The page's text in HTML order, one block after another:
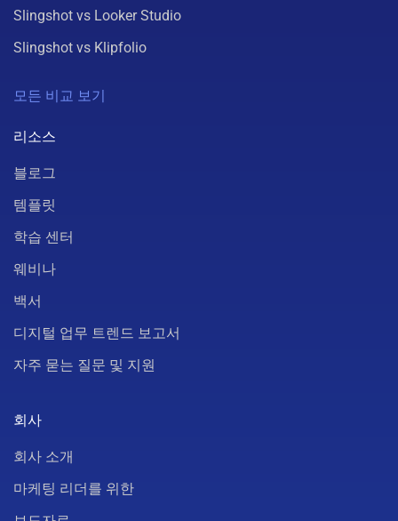
Slingshot vs Looker Studio
Slingshot vs Klipfolio
모든 비교 보기
리소스
블로그
템플릿
학습 센터
웨비나
백서
디지털 업무 트렌드 보고서
자주 묻는 질문 및 지원
회사
회사 소개
마케팅 리더를 위한